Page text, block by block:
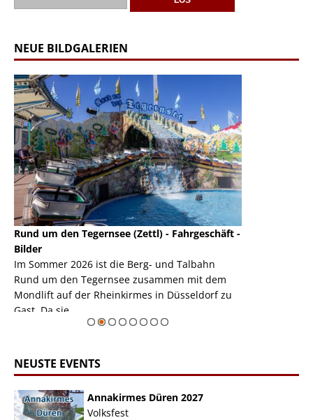
NEUE BILDGALERIEN
Rund um den Tegernsee (Zettl) - Fahrgeschäft -
Bilder
Im Sommer 2026 ist die Berg- und Talbahn
Rund um den Tegernsee zusammen mit dem
Mondlift auf der Rheinkirmes in Düsseldorf zu
Gast. Da sie ...
NEUSTE EVENTS
Annakirmes Düren 2027
Volksfest